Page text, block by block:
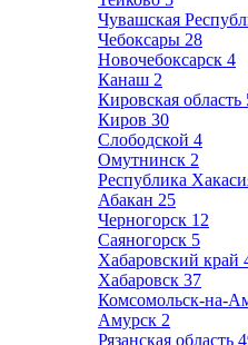
Чувашская
Чебоксары 28
Новочебоксарск 4
Канаш 2
Кировская область
Киров 30
Слободской 4
Омутнинск 2
Республика
Абакан 25
Черногорск 12
Саяногорск 5
Хабаровский край
Хабаровск 37
Комсомольск-на-
Амурск 2
Рязанская область